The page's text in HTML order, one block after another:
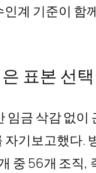
계 기준이
표본 선
금 삭감 없
기보고했다.
중 56개 조